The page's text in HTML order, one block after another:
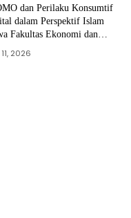
dan Perilaku Konsumtif
dalam Perspektif Islam
Fakultas Ekonomi dan
2026